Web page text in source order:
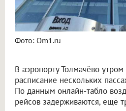
Фото: Om1.ru
В аэропорту Толмачёво
расписание нескольких
По данным онлайн-табло
рейсов задерживаются, ещё